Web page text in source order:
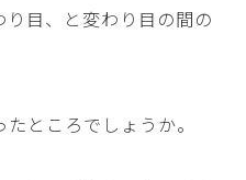
目、と変わり目の間の
ところでしょうか。